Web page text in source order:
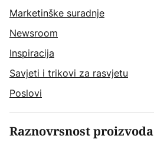
Marketinške suradnje
Newsroom
Inspiracija
Savjeti i trikovi za rasvjetu
Poslovi
Raznovrsnost proizvoda